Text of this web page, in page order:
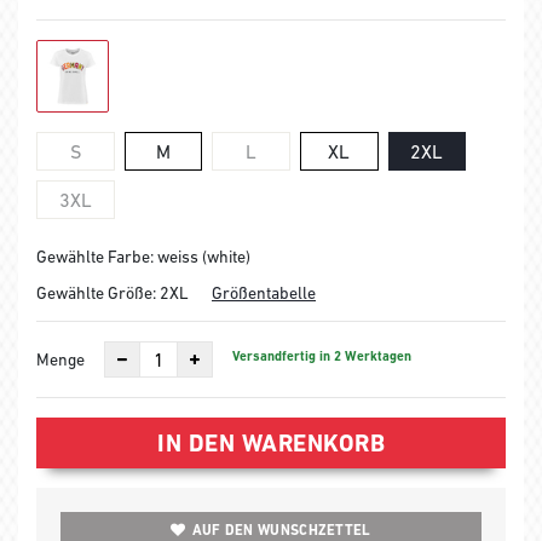
S M L XL 2XL
3XL
Gewählte Farbe: weiss (white)
Gewählte Größe: 2XL Größentabelle
Menge Versandfertig in 2 Werktagen
IN DEN WARENKORB
AUF DEN WUNSCHZETTEL